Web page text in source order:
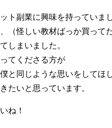
ト副業に興味を持っていまし
（怪しい教材ばっか買って
しまいました。
てくださる方が
と同じような思いをしてほ
たいと思っています。
ね！